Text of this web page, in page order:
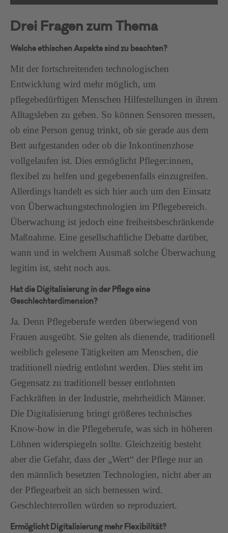
Drei Fragen zum Thema
Welche ethischen Aspekte sind zu beachten?
Mit der fortschreitenden technologischen
Entwicklung wird mehr möglich, um
pflegebedürftigen Menschen Hilfestellungen in ihrem
Alltagsleben zu geben. So können Sensoren messen,
ob eine Person genug trinkt, ob sie gerade aus dem
Bett aufgestanden oder ob die Inkontinenzhose
vollgelaufen ist. Dies ermöglicht Pfleger:innen,
flexibel zu helfen und gegebenenfalls einzugreifen.
Allerdings handelt es sich hier auch um den Einsatz
von Überwachungstechnologien im Pflegebereich.
Überwachung ist jedoch eine freiheitsbeschränkende
Maßnahme. Eine gesellschaftliche Debatte darüber,
wann und in welchem Ausmaß solche Überwachung
legitim ist, steht noch aus.
Hat die Digitalisierung in der Pflege eine
Geschlechterdimension?
Ja. Denn Pflegeberufe werden überwiegend von
Frauen ausgeübt. Sie gelten als dienende, traditionell
weiblich gelesene Tätigkeiten am Menschen, die
traditionell niedrig entlohnt werden. Dies steht im
Gegensatz zu traditionell besser entlohnten
Fachkräften in der Industrie, mehrheitlich Männer.
Die Digitalisierung bringt größeres technisches
Know-how in die Pflegeberufe, was sich in höheren
Löhnen widerspiegeln sollte. Gleichzeitig besteht
aber die Gefahr, dass der „Wert“ der Pflege nur an
den männlich besetzten Technologien, nicht aber an
der Pflegearbeit an sich bemessen wird.
Geschlechterrollen würden so reproduziert.
Ermöglicht Digitalisierung mehr Flexibilität?